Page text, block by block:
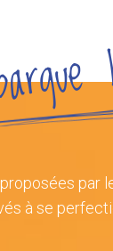
par
à se